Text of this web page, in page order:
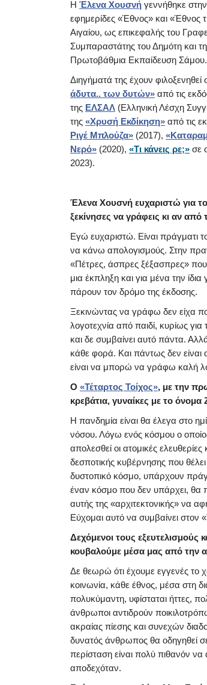
Η Έλενα Χουσνή γεννήθηκε
εφημερίδες «Έθνος» και «Έθνος
Αιγαίου, ως επικεφαλής του
Συμπαραστάτης του Δημότη και
Πρωτοβάθμια Εκπαίδευση Σάμου.
Διηγήματά της έχουν
άδυτα.. των δυτών» από τις
της ΕΛΣΑΛ (Ελληνική Λέσχη
της «Χρυσή Εκδίκηση» από τις
Ριγέ Μπλούζα» (2017),
Νερό» (2020), «Τι κάνεις ρε;» σε
2023).
Έλενα Χουσνή ευχαριστώ για
ξεκίνησες να γράφεις κι αν από
Εγώ ευχαριστώ. Είναι πράγματι
να κάνω απολογισμούς. Στην
«Πέτρες, άσπρες ξέξασπρες» που
μια έκπληξη και για μένα την
πάρουν τον δρόμο της έκδοσης.
Ξεκινώντας να γράφω δεν είχα
λογοτεχνία από παιδί, κυρίως
και δε συμβαίνει αυτό πάντα.
κάθε φορά. Και πάντως δεν είναι
είναι να μπορώ να γράφω καλή
O «Τέταρτος Τοίχος», με την
κρεβάτια, γυναίκες με το
Η πανδημία είναι θα έλεγα στο
νόσου. Λόγω ενός κόσμου ο
απολεσθεί οι ατομικές
δεσποτικής κυβέρνησης που
δυστοπικό κόσμο, υπάρχουν
έναν κόσμο που δεν υπάρχει, θα
αυτής της «αρχιτεκτονικής» να
Εύχομαι αυτό να συμβαίνει στον
Δεχόμενοι τους εξευτελισμούς
κουβαλούμε μέσα μας από την
Δε θεωρώ ότι έχουμε εγγενές το
κοινωνία, κάθε έθνος, μέσα στη
πολυκύμαντη, υφίσταται ήττες,
άνθρωποι αντιδρούν
ακραίας πίεσης και συνεχών
δυνατός άνθρωπος θα οδηγηθεί
περίσταση είναι πολύ πιθανόν
αποδεχόταν.